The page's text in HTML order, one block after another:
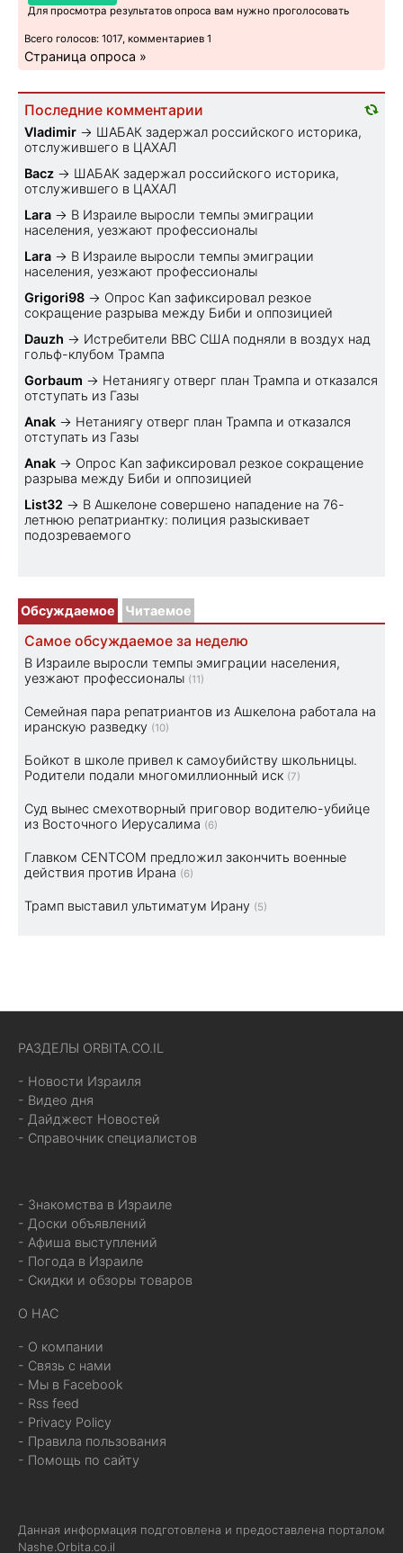
Для просмотра результатов опроса вам нужно проголосовать
Всего голосов: 1017, комментариев 1
Страница опроса »
Последние комментарии
Vladimir → ШАБАК задержал российского историка,
отслужившего в ЦАХАЛ
Bacz → ШАБАК задержал российского историка,
отслужившего в ЦАХАЛ
Lara → В Израиле выросли темпы эмиграции
населения, уезжают профессионалы
Lara → В Израиле выросли темпы эмиграции
населения, уезжают профессионалы
Grigori98 → Опрос Kan зафиксировал резкое
сокращение разрыва между Биби и оппозицией
Dauzh → Истребители ВВС США подняли в воздух над
гольф-клубом Трампа
Gorbaum → Нетаниягу отверг план Трампа и отказался
отступать из Газы
Anak → Нетаниягу отверг план Трампа и отказался
отступать из Газы
Anak → Опрос Kan зафиксировал резкое сокращение
разрыва между Биби и оппозицией
List32 → В Ашкелоне совершено нападение на 76-
летнюю репатриантку: полиция разыскивает
подозреваемого
Обсуждаемое Читаемое
Самое обсуждаемое за неделю
В Израиле выросли темпы эмиграции населения,
уезжают профессионалы (11)
Семейная пара репатриантов из Ашкелона работала на
иранскую разведку (10)
Бойкот в школе привел к самоубийству школьницы.
Родители подали многомиллионный иск (7)
Суд вынес смехотворный приговор водителю-убийце
из Восточного Иерусалима (6)
Главком CENTCOM предложил закончить военные
действия против Ирана (6)
Трамп выставил ультиматум Ирану (5)
РАЗДЕЛЫ ORBITA.CO.IL
- Новости Израиля
- Видео дня
- Дайджест Новостей
- Справочник специалистов
- Знакомства в Израиле
- Доски объявлений
- Афиша выступлений
- Погода в Израиле
- Скидки и обзоры товаров
О НАС
- О компании
- Связь с нами
- Мы в Facebook
- Rss feed
- Privacy Policy
- Правила пользования
- Помощь по сайту
Данная информация подготовлена и предоставлена порталом
Nashe.Orbita.co.il